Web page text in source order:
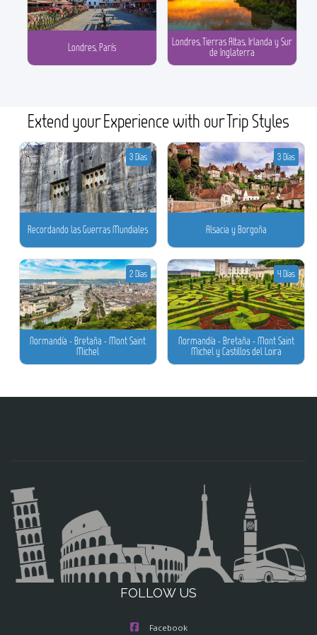
Londres, París
Londres, Tierras Altas, Irlanda y Sur
de Inglaterra
Extend your Experience with our Trip Styles
Recordando las Guerras Mundiales
3 Días
Alsacia y Borgoña
3 Días
Normandía - Bretaña - Mont Saint
Michel
2 Días
Normandía - Bretaña - Mont Saint
Michel y Castillos del Loira
4 Días
FOLLOW US
Facebook